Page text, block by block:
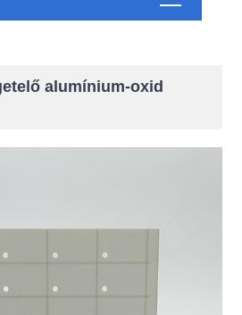
alumínium-oxid